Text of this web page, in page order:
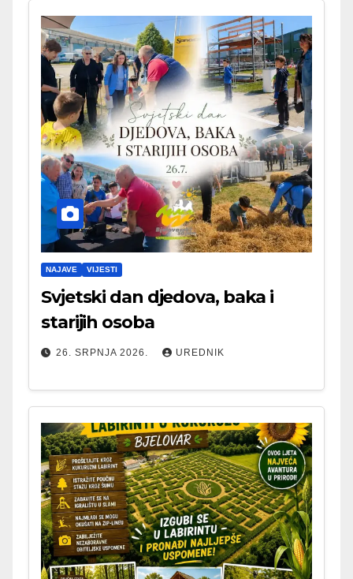
NAJAVE VIJESTI
Svjetski dan djedova, baka i
starijih osoba
26. SRPNJA 2026. UREDNIK